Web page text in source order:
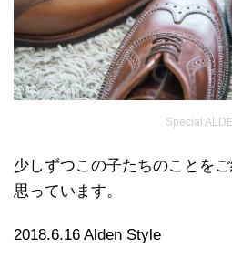
Special
少しずつこの子たちのことを
思っています。
2018.6.16 Alden Style